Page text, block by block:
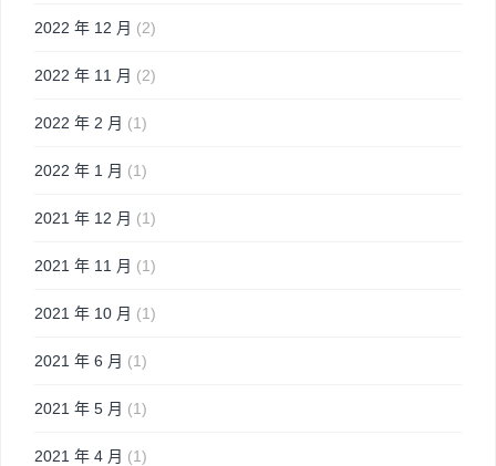
2022 年 12 月 (2)
2022 年 11 月 (2)
2022 年 2 月 (1)
2022 年 1 月 (1)
2021 年 12 月 (1)
2021 年 11 月 (1)
2021 年 10 月 (1)
2021 年 6 月 (1)
2021 年 5 月 (1)
2021 年 4 月 (1)